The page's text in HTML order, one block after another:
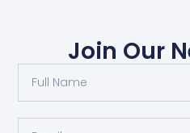
Join Our